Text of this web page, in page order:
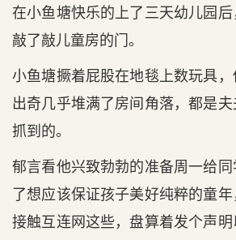
在小鱼塘快乐的上了三天幼儿园
敲了敲儿童房的门。
小鱼塘撅着屁股在地毯上数玩具
出奇几乎堆满了房间角落，都是
抓到的。
郁言看他兴致勃勃的准备周一给
了想应该保证孩子美好纯粹的童
接触互连网这些，盘算着发个声